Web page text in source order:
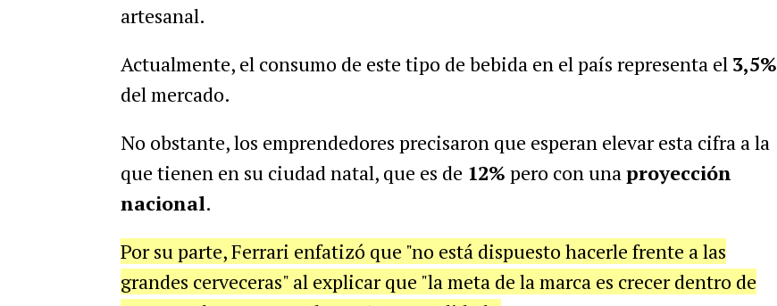
artesanal.
Actualmente, el consumo de este tipo de bebida en el país representa el 3,5%
del mercado.
No obstante, los emprendedores precisaron que esperan elevar esta cifra a la
que tienen en su ciudad natal, que es de 12% pero con unaproyección
nacional.
Por su parte, Ferrari enfatizó que "no está dispuesto hacerle frente a las
grandes cerveceras" al explicar que "la meta de la marca es crecer dentro de